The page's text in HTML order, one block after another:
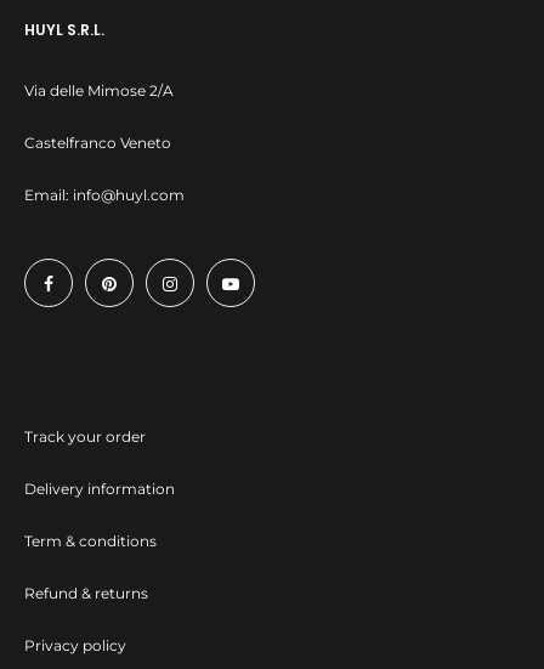
HUYL S.R.L.
Via delle Mimose 2/A
Castelfranco Veneto
Email: info@huyl.com
Track your order
Delivery information
Term & conditions
Refund & returns
Privacy policy